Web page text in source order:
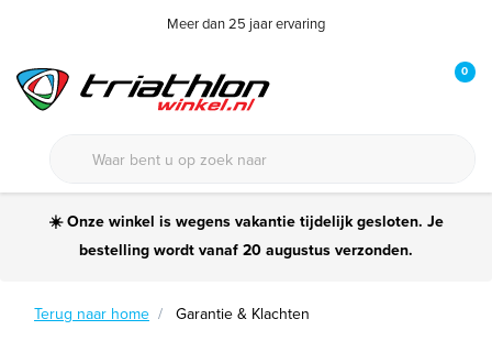
Meer dan 25 jaar ervaring
0
☀️ Onze winkel is wegens vakantie tijdelijk gesloten. Je
bestelling wordt vanaf 20 augustus verzonden.
Terug naar home Garantie & Klachten